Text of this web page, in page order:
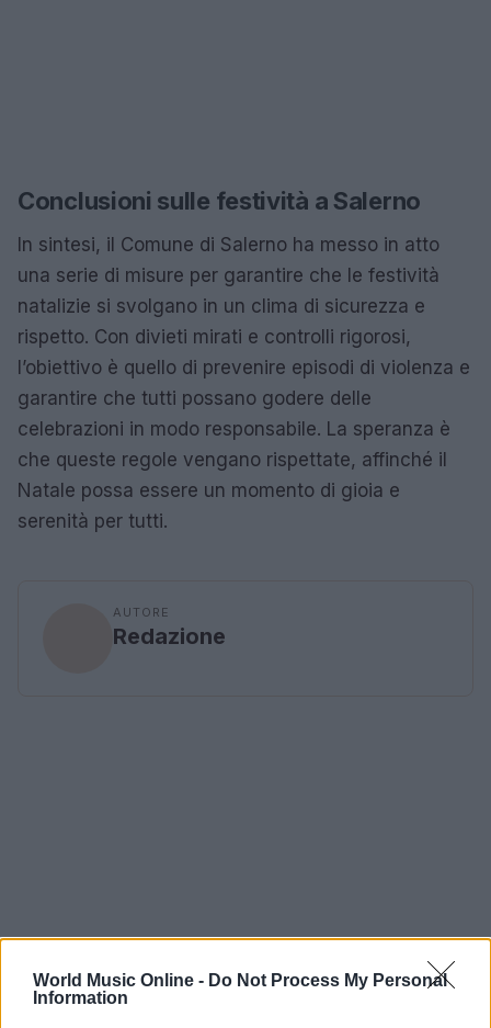
World Music Online - Do Not Process My Personal
Information
Conclusioni sulle festività a Salerno
In sintesi, il Comune di Salerno ha messo in atto
una serie di misure per garantire che le festività
natalizie si svolgano in un clima di sicurezza e
rispetto. Con divieti mirati e controlli rigorosi,
l’obiettivo è quello di prevenire episodi di violenza e
garantire che tutti possano godere delle
celebrazioni in modo responsabile. La speranza è
che queste regole vengano rispettate, affinché il
Natale possa essere un momento di gioia e
serenità per tutti.
AUTORE
Redazione